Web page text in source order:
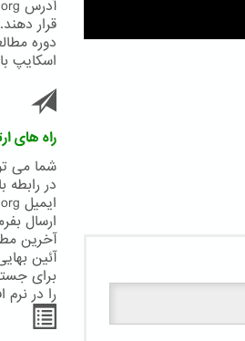
قرار
دوره
اسکایپ
راه های
شما می
در رابطه
ارسال
آخرین
آئین
را در نرم